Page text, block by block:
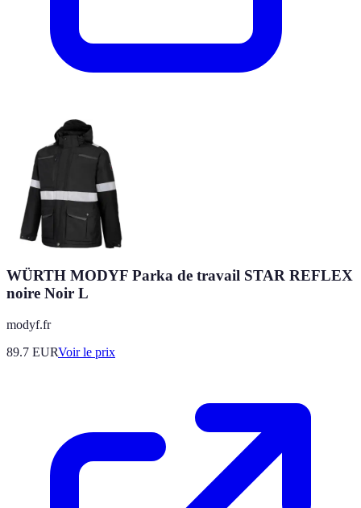
WÜRTH MODYF Parka de travail STAR REFLEX
noire Noir L
modyf.fr
89.7 EURVoir le prix